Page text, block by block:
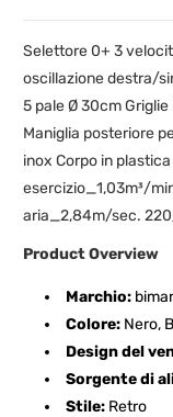
Selettore 0+ 3
oscillazione destra/
5 pale Ø 30cm
Maniglia posteriore
inox Corpo in
esercizio_1,03m³/
aria_2,84m/sec.
Product Overview
Marchio: bimar
Colore: Nero,
Design del
Sorgente di
Stile: Retro